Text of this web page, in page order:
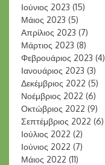
Ιούνιος 2023 (15)
Μάιος 2023 (5)
Απρίλιος 2023 (7)
Μάρτιος 2023 (8)
Φεβρουάριος 2023 (4)
Ιανουάριος 2023 (3)
Δεκέμβριος 2022 (5)
Νοέμβριος 2022 (6)
Οκτώβριος 2022 (9)
Σεπτέμβριος 2022 (6)
Ιούλιος 2022 (2)
Ιούνιος 2022 (7)
Μάιος 2022 (11)